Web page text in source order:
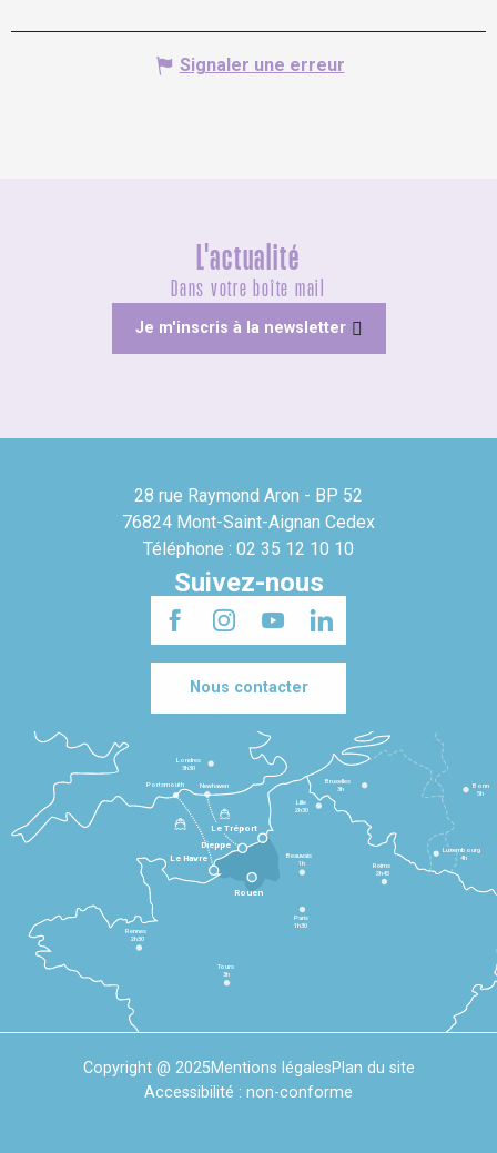
Signaler une erreur
L'actualité
Dans votre boîte mail
Je m'inscris à la newsletter
28 rue Raymond Aron - BP 52
76824 Mont-Saint-Aignan Cedex
Téléphone : 02 35 12 10 10
Suivez-nous
Nous contacter
Le Havre
Dieppe
Le Tréport
Rennes
2h30
Tours
3h
Paris
1h30
Beauvais
1h
Reims
2h45
Lille
2h30
Bruxelles
3h
Londres
3h30
Newhaven
Portsmouth
Bonn
5h
Luxembourg
4h
Rouen
Copyright @ 2025Mentions légalesPlan du site
Accessibilité : non-conforme